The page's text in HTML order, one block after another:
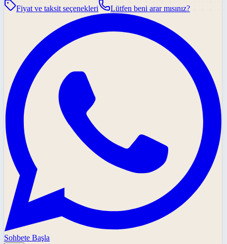
Fiyat ve taksit seçenekleri
Lütfen beni arar mısınız?
Sohbete Başla